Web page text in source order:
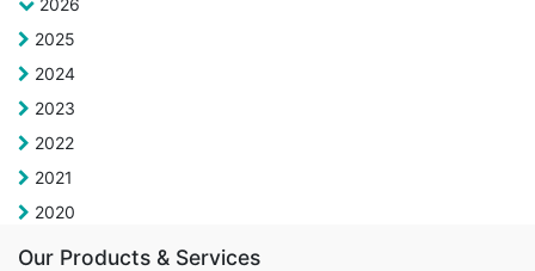
2026
2025
2024
2023
2022
2021
2020
Our Products & Services